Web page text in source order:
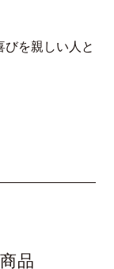
を親しい人と
品